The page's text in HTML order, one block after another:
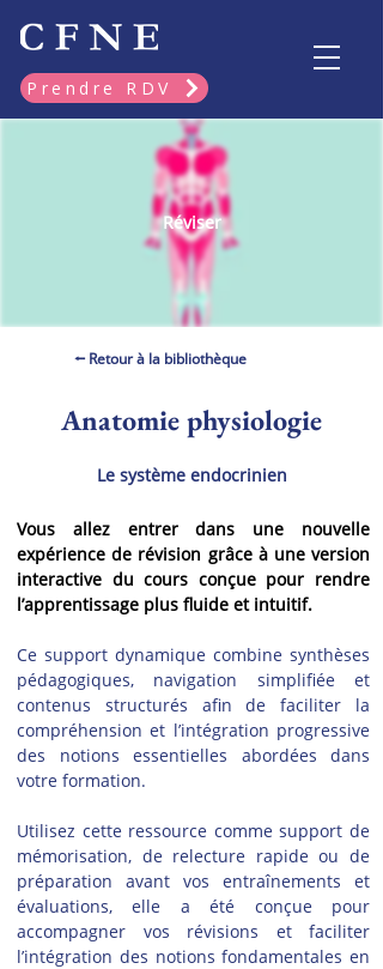
Prendre RDV
Réviser
⭠ Retour à la bibliothèque
Anatomie physiologie
Le système endocrinien
Vous allez entrer dans une nouvelle
expérience de révision grâce à une version
interactive du cours conçue pour rendre
l’apprentissage plus fluide et intuitif.
Ce support dynamique combine synthèses
pédagogiques, navigation simplifiée et
contenus structurés afin de faciliter la
compréhension et l’intégration progressive
des notions essentielles abordées dans
votre formation.
Utilisez cette ressource comme support de
mémorisation, de relecture rapide ou de
préparation avant vos entraînements et
évaluations, elle a été conçue pour
accompagner vos révisions et faciliter
l’intégration des notions fondamentales en